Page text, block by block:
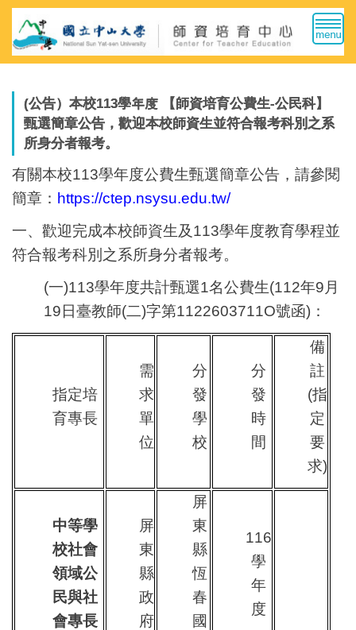
跳
到
主
要
(公告）本校113學年度 【師資培育公費生-公民科】
甄選簡章公告，歡迎本校師資生並符合報考科別之系
所身分者報考。
有關本校113學年度公費生甄選簡章公告，請參閱
簡章： https://ctep.nsysu.edu.tw/
一、歡迎完成本校師資生及113學年度教育學程並
符合報考科別之系所身分者報考。
(一)113學年度共計甄選1名公費生(112年9月
19日臺教師(二)字第1122603711O號函)：
指定培
育專長
需
求
單
位
分
發
學
校
分
發
時
間
備
註
(指
定
要
求)
中等學
校社會
領域公
民與社
會專長
屏
東
縣
政
府
屏
東
縣
恆
春
國
116
學
年
度